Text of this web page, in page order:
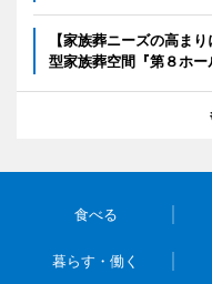
【家族葬ニーズの高ま
型家族葬空間『第８ホ
食べる
暮らす・働く